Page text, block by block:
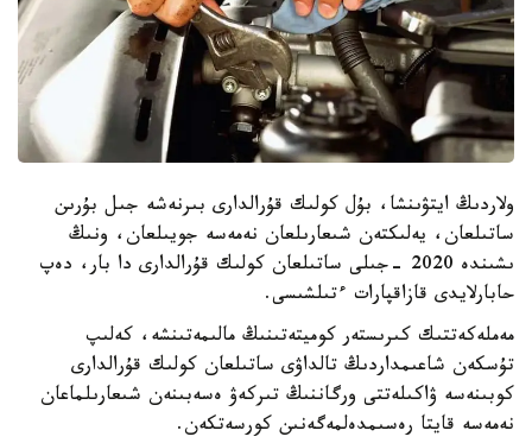
ولاردىڭ ايتۋىنشا، بۇل كولىك قۇرالدارى بىرنەشە جىل بۇرىن
ساتىلعان، يەلىكتەن شىعارىلعان نەمەسە جويىلعان، ونىڭ
ىشىندە 2020 -جىلى ساتىلعان كولىك قۇرالدارى دا بار، دەپ
حابارلايدى قازاقپارات ءتىلشىسى.
مەملەكەتتىك كىرىستەر كوميتەتىنىڭ مالىمەتىنشە، كەلىپ
تۇسكەن شاعىمداردىڭ تالداۋى ساتىلعان كولىك قۇرالدارى
كوبىنەسە ۋاكىلەتتى ورگاننىڭ تىركەۋ ەسەبىنەن شىعارىلماعان
نەمەسە قايتا رەسىمدەلمەگەنىن كورسەتكەن.